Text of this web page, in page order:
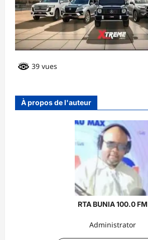
39 vues
À propos de l'auteur
RTA BUNIA 100.0 FM
Administrator